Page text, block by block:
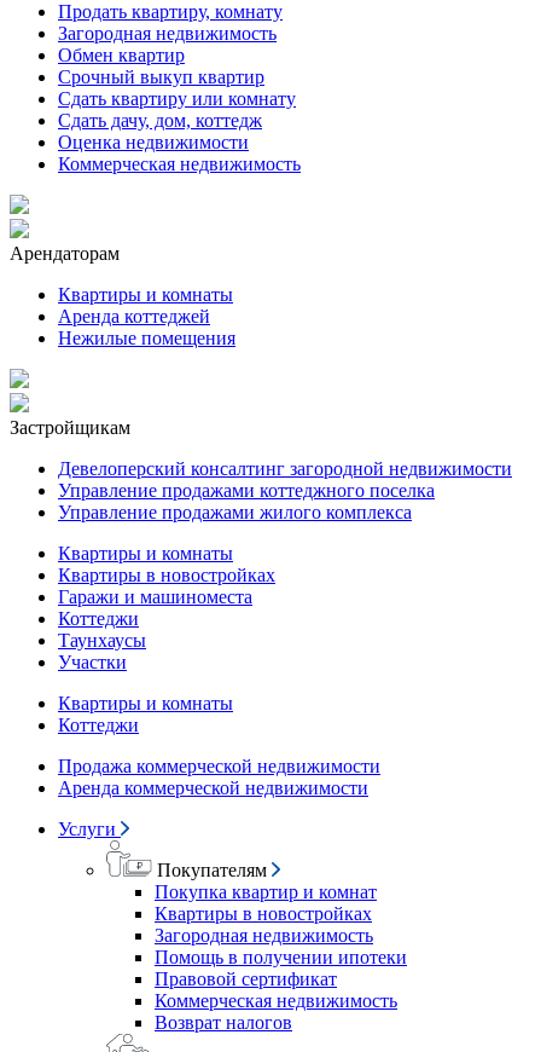
Продать квартиру, комнату
Загородная недвижимость
Обмен квартир
Срочный выкуп квартир
Сдать квартиру или комнату
Сдать дачу, дом, коттедж
Оценка недвижимости
Коммерческая недвижимость
Арендаторам
Квартиры и комнаты
Аренда коттеджей
Нежилые помещения
Застройщикам
Девелоперский консалтинг загородной недвижимости
Управление продажами коттеджного поселка
Управление продажами жилого комплекса
Квартиры и комнаты
Квартиры в новостройках
Гаражи и машиноместа
Коттеджи
Таунхаусы
Участки
Квартиры и комнаты
Коттеджи
Продажа коммерческой недвижимости
Аренда коммерческой недвижимости
Услуги
Покупателям
Покупка квартир и комнат
Квартиры в новостройках
Загородная недвижимость
Помощь в получении ипотеки
Правовой сертификат
Коммерческая недвижимость
Возврат налогов